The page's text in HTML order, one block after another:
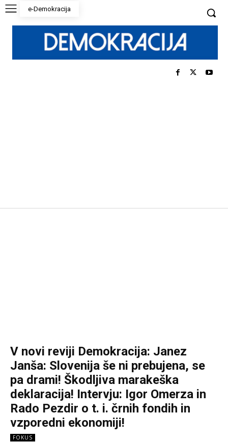
e-Demokracija
V novi reviji Demokracija: Janez
Janša: Slovenija še ni prebujena, se
pa drami! Škodljiva marakeška
deklaracija! Intervju: Igor Omerza in
Rado Pezdir o t. i. črnih fondih in
vzporedni ekonomiji!
FOKUS